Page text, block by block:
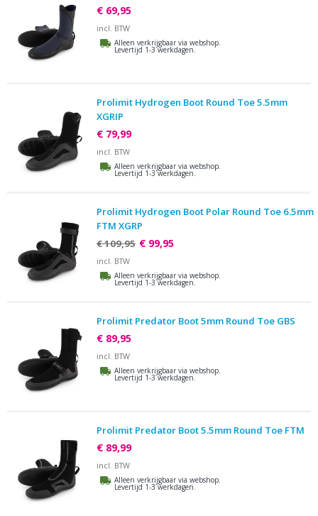
€ 69,95
incl. BTW
Alleen verkrijgbaar via webshop.
Levertijd 1-3 werkdagen.
Prolimit Hydrogen Boot Round Toe 5.5mm
XGRIP
€ 79,99
incl. BTW
Alleen verkrijgbaar via webshop.
Levertijd 1-3 werkdagen.
Prolimit Hydrogen Boot Polar Round Toe 6.5mm
FTM XGRP
€ 109,95 € 99,95
incl. BTW
Alleen verkrijgbaar via webshop.
Levertijd 1-3 werkdagen.
Prolimit Predator Boot 5mm Round Toe GBS
€ 89,95
incl. BTW
Alleen verkrijgbaar via webshop.
Levertijd 1-3 werkdagen.
Prolimit Predator Boot 5.5mm Round Toe FTM
€ 89,99
incl. BTW
Alleen verkrijgbaar via webshop.
Levertijd 1-3 werkdagen.